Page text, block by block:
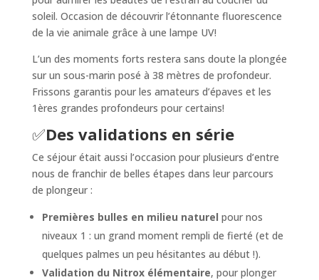
soleil. Occasion de découvrir l’étonnante fluorescence
de la vie animale grâce à une lampe UV!
L’un des moments forts restera sans doute la plongée
sur un sous-marin posé à 38 mètres de profondeur.
Frissons garantis pour les amateurs d’épaves et les
1ères grandes profondeurs pour certains!
✅Des validations en série
Ce séjour était aussi l’occasion pour plusieurs d’entre
nous de franchir de belles étapes dans leur parcours
de plongeur :
Premières bulles en milieu naturel pour nos
niveaux 1 : un grand moment rempli de fierté (et de
quelques palmes un peu hésitantes au début !).
Validation du Nitrox élémentaire, pour plonger